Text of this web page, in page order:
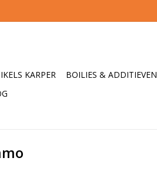
KARPER BOILIES & ADDITIEVEN